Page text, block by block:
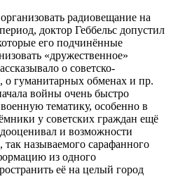
радиовещание на
доктор Геббельс допустил
его подчинённые
«дружественное»
о советско-
о гуманитарных обменах и пр.
войны очень быстро
тематику, особенно в
у советских граждан ещё
и возможности
так называемого сарафанного
из одного
её на целый город